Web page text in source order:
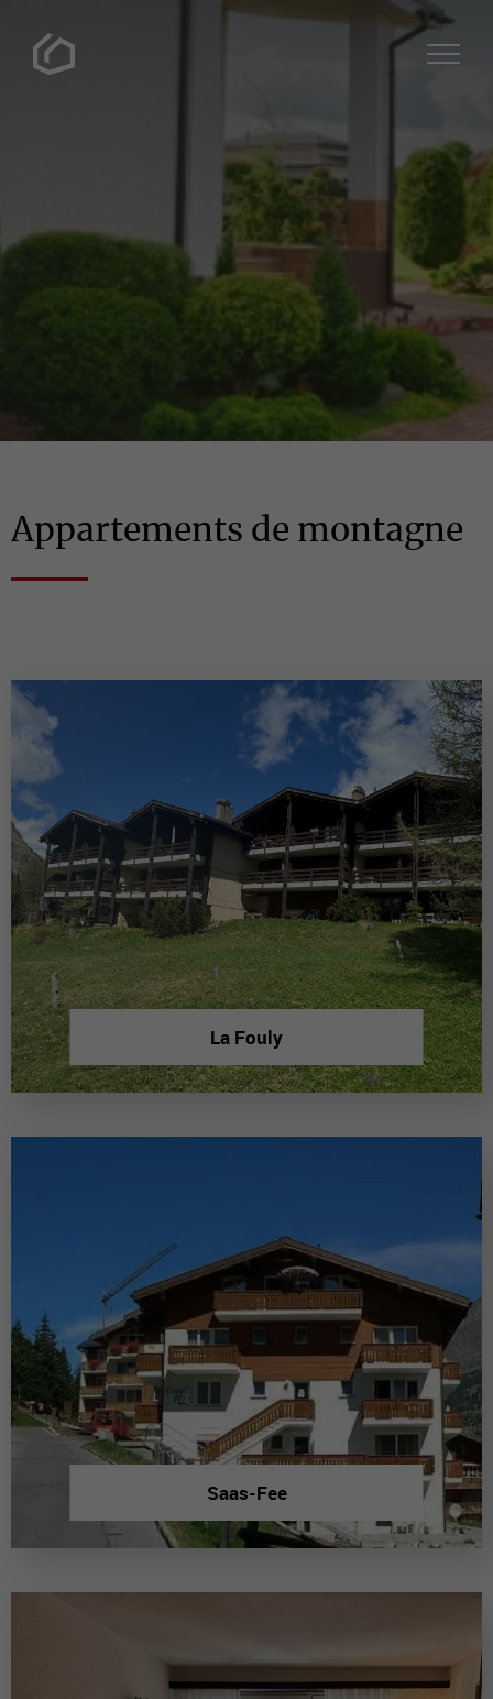
Appartements de montagne
La Fouly
Saas-Fee